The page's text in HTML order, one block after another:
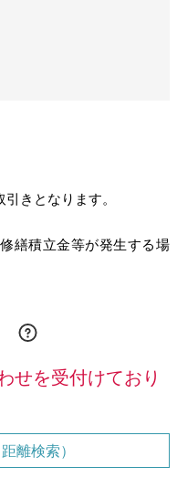
きとなります。
繕積立金等が発生する場
せを受付けており
離検索）